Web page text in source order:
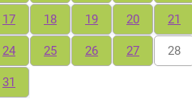
17 18 19 20 21
24 25 26 27 28
31